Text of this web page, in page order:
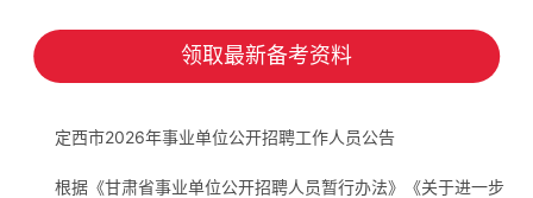
领取最新备考资料
定西市2026年事业单位公开招聘工作人员公告
根据《甘肃省事业单位公开招聘人员暂行办法》《关于进一步